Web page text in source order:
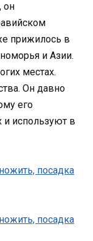
он
прижилось в
и Азии.
местах.
Он давно
его
используют в